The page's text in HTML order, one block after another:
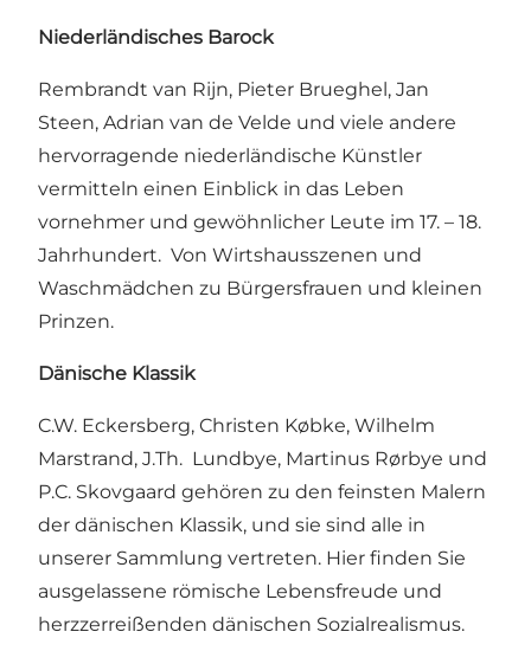
Niederländisches Barock
Rembrandt van Rijn, Pieter Brueghel, Jan
Steen, Adrian van de Velde und viele andere
hervorragende niederländische Künstler
vermitteln einen Einblick in das Leben
vornehmer und gewöhnlicher Leute im 17. – 18.
Jahrhundert. Von Wirtshausszenen und
Waschmädchen zu Bürgersfrauen und kleinen
Prinzen.
Dänische Klassik
C.W. Eckersberg, Christen Købke, Wilhelm
Marstrand, J.Th. Lundbye, Martinus Rørbye und
P.C. Skovgaard gehören zu den feinsten Malern
der dänischen Klassik, und sie sind alle in
unserer Sammlung vertreten. Hier finden Sie
ausgelassene römische Lebensfreude und
herzzerreißenden dänischen Sozialrealismus.